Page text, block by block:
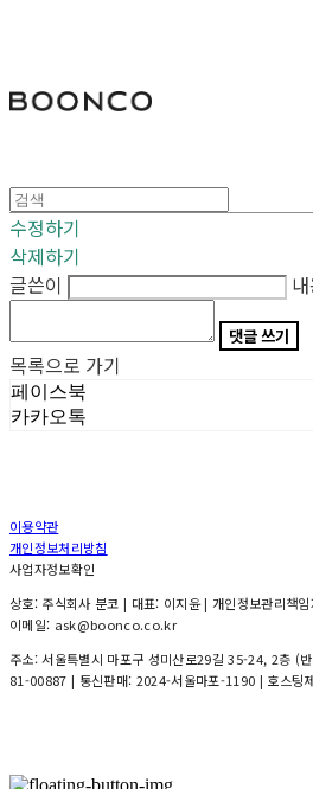
수정하기
삭제하기
글쓴이
댓글 쓰기
목록으로 가기
페이스북
카카오톡
이용약관
개인정보처리방침
사업자정보확인
상호: 주식회사 분코 | 대표: 이지윤 | 개인정보관리책
이메일: ask@boonco.co.kr
주소: 서울특별시 마포구 성미산로29길 35-24, 2층 (
81-00887 | 통신판매: 2024-서울마포-1190 | 호스팅